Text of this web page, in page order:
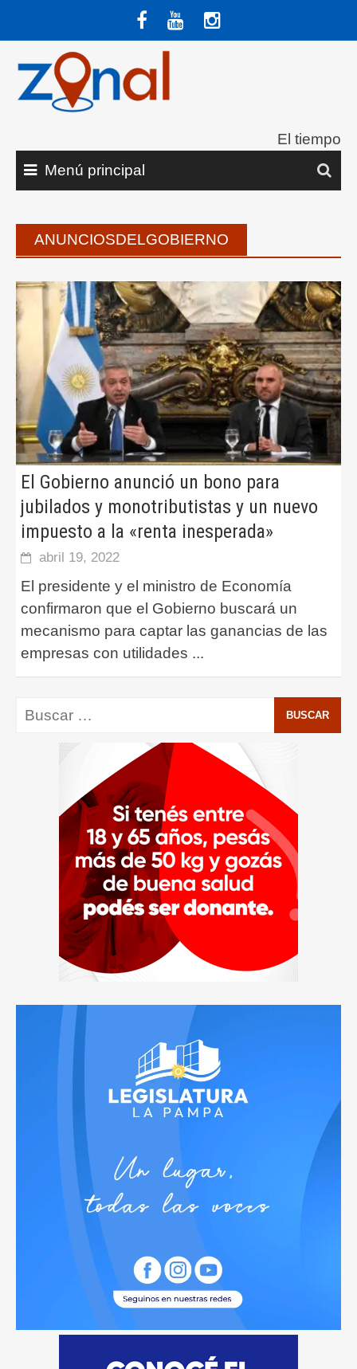
contenido
El tiempo
Menú principal
ANUNCIOSDELGOBIERNO
El Gobierno anunció un bono para
jubilados y monotributistas y un nuevo
impuesto a la «renta inesperada»
abril 19, 2022
El presidente y el ministro de Economía
confirmaron que el Gobierno buscará un
mecanismo para captar las ganancias de las
empresas con utilidades ...
Buscar: